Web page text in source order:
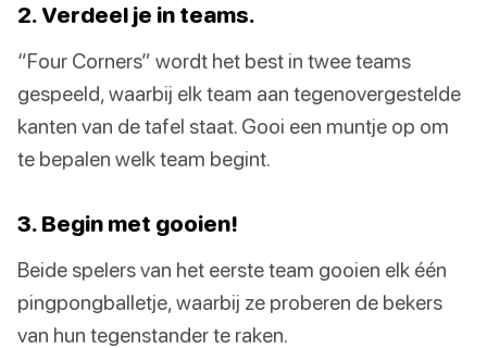
2. Verdeel je in teams.
“Four Corners” wordt het best in twee teams
gespeeld, waarbij elk team aan tegenovergestelde
kanten van de tafel staat. Gooi een muntje op om
te bepalen welk team begint.
3. Begin met gooien!
Beide spelers van het eerste team gooien elk één
pingpongballetje, waarbij ze proberen de bekers
van hun tegenstander te raken.